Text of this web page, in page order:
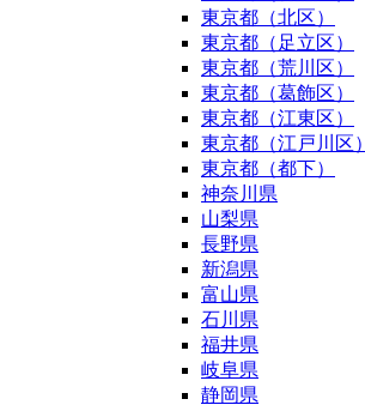
東京都（北区）
東京都（足立区）
東京都（荒川区）
東京都（葛飾区）
東京都（江東区）
東京都（江戸川区）
東京都（都下）
神奈川県
山梨県
長野県
新潟県
富山県
石川県
福井県
岐阜県
静岡県